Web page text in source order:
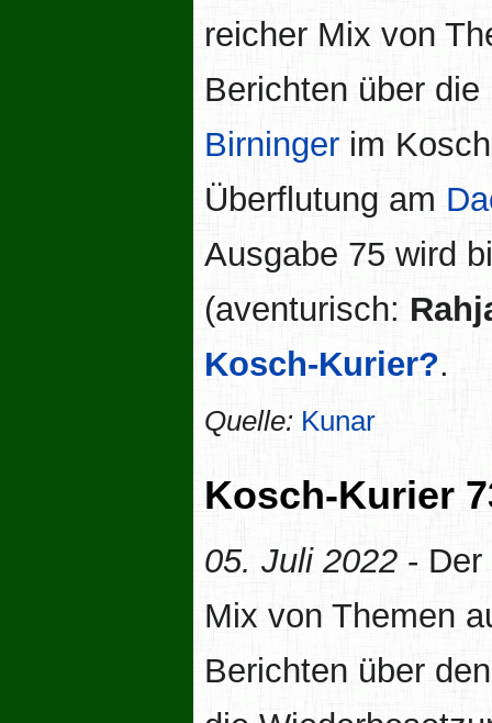
reicher Mix von
Berichten über die
Birninger im
Überflutung am
Ausgabe 75 wird
(aventurisch:
Kosch-Kurier?.
Quelle: Kunar
Kosch-Kurier
05. Juli 2022 -
Mix von Themen
Berichten über